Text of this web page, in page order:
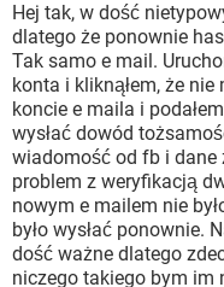
Hej tak, w dość
dlatego że ponownie
Tak samo e mail.
konta i kliknąłem, że
koncie e maila i
wysłać dowód
wiadomość od fb i dane
problem z weryfikacją
nowym e mailem nie
było wysłać ponownie.
dość ważne dlatego
niczego takiego bym im